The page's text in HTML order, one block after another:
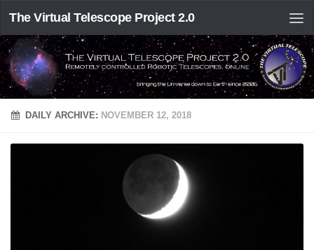
The Virtual Telescope Project 2.0
DAILY ARCHIVE: NOVEMBER 12, 2018